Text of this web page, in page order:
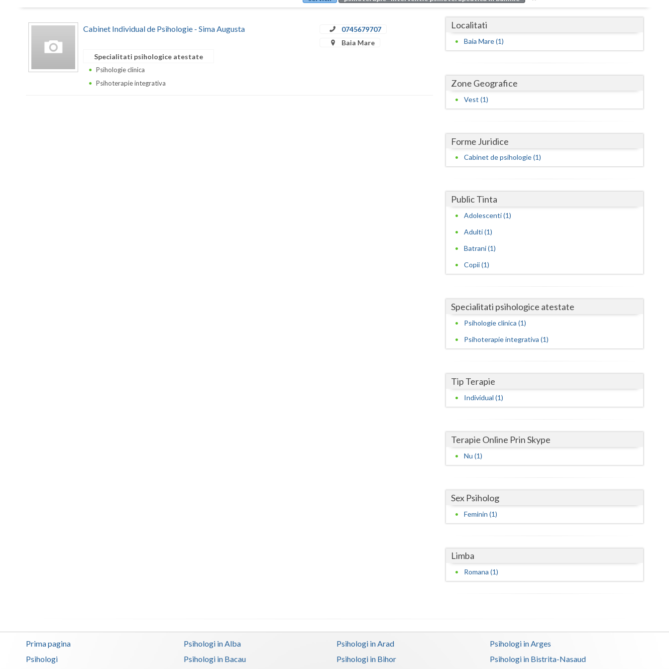
Buzau
Galati
Ilfov
Maramures
Mehedinti
Salaj
Satu-Mare
Teleorman
Tulcea
Valcea
Cabinet Individual de Psihologie - Sima Augusta
0745679707
Baia Mare
Specialitati psihologice atestate
Psihologie clinica
Psihoterapie integrativa
Localitati
Baia Mare (1)
Zone Geografice
Vest (1)
Forme Juridice
Cabinet de psihologie (1)
Public Tinta
Adolescenti (1)
Adulti (1)
Batrani (1)
Copii (1)
Specialitati psihologice atestate
Psihologie clinica (1)
Psihoterapie integrativa (1)
Tip Terapie
Individual (1)
Terapie Online Prin Skype
Nu (1)
Sex Psiholog
Feminin (1)
Limba
Romana (1)
Prima pagina
Psihologi
Psihologi in Alba Psihologi in Arad
Psihologi in Arges
Psihologi in Bacau
Psihologi in Bihor Psihologi in Bistrita-Nasaud